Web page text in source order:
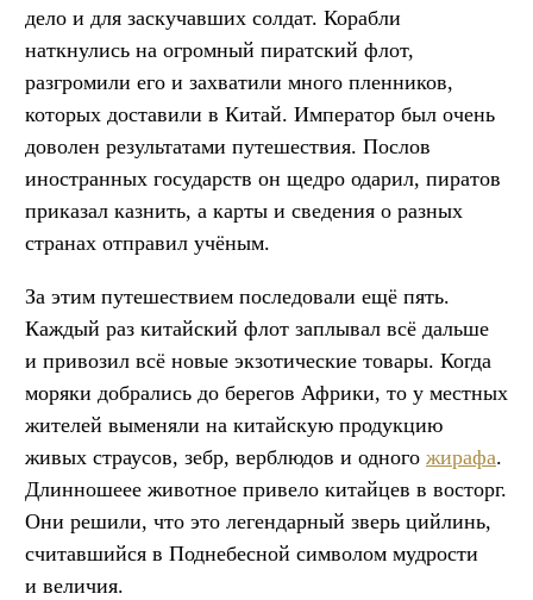
дело и для заскучавших солдат. Корабли
наткнулись на огромный пиратский флот,
разгромили его и захватили много пленников,
которых доставили в Китай. Император был очень
доволен результатами путешествия. Послов
иностранных государств он щедро одарил, пиратов
приказал казнить, а карты и сведения о разных
странах отправил учёным.
За этим путешествием последовали ещё пять.
Каждый раз китайский флот заплывал всё дальше
и привозил всё новые экзотические товары. Когда
моряки добрались до берегов Африки, то у местных
жителей выменяли на китайскую продукцию
живых страусов, зебр, верблюдов и одного жирафа.
Длинношеее животное привело китайцев в восторг.
Они решили, что это легендарный зверь цийлинь,
считавшийся в Поднебесной символом мудрости
и величия.